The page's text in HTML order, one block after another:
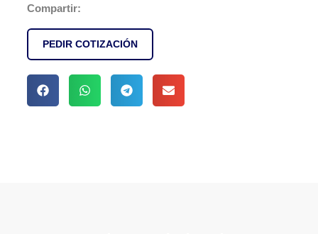
Compartir:
PEDIR COTIZACIÓN